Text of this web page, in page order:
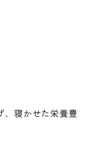
、寝かせた栄養豊